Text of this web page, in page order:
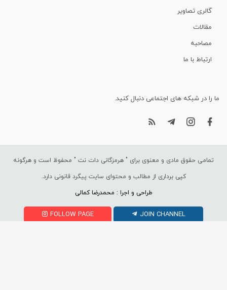
گالری تصاویر
مقالات
مصاحبه
ارتباط با ما
ما را در شبکه های اجتماعی دنبال کنید.
تمامی حقوق مادی و معنوی برای " هرمزگانی دات نت " محفوظ است و هرگونه
کپی برداری از مطالب و محتوای سایت پیگرد قانونی دارد.
طراحی و اجرا : محمدرضا کمالی
FOLLOW PAGE JOIN CHANNEL